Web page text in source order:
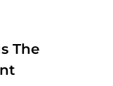
The